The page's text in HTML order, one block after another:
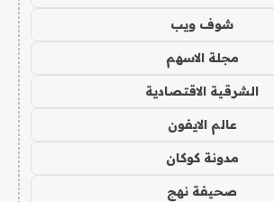
شوف ويب
مجلة الاسهم
الشرقية الاقتصادية
عالم الايفون
مدونة كوكان
صحيفة نهج